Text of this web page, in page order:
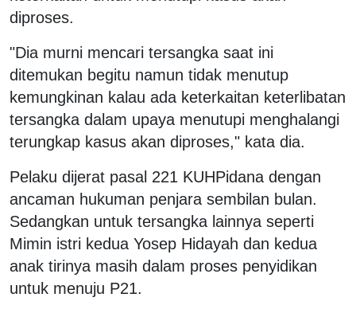
diproses.
"Dia murni mencari tersangka saat ini
ditemukan begitu namun tidak menutup
kemungkinan kalau ada keterkaitan keterlibatan
tersangka dalam upaya menutupi menghalangi
terungkap kasus akan diproses," kata dia.
Pelaku dijerat pasal 221 KUHPidana dengan
ancaman hukuman penjara sembilan bulan.
Sedangkan untuk tersangka lainnya seperti
Mimin istri kedua Yosep Hidayah dan kedua
anak tirinya masih dalam proses penyidikan
untuk menuju P21.